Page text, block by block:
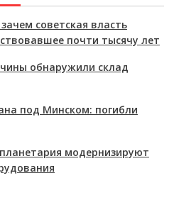
советская власть
почти тысячу лет
обнаружили склад
под Минском: погибли
модернизируют